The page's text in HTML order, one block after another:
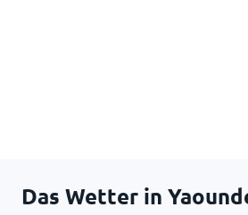
Das Wetter in